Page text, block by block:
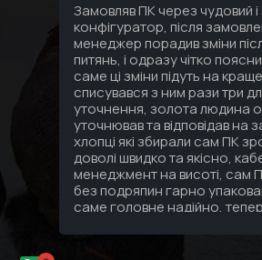
Замовляв ПК через чудовий і
конфігуратор, після
менеджер порадив зміни
питянь, і одразу чітко
саме ці зміни підуть на краще
списувався з ним рази три
уточнення, золота людина
уточнював та відповідав на
хлопці які збирали сам ПК
доволі швидко та якісно,
менеджмент на висоті, сам
без подряпин гарно
саме головне надійно,
останні 10 років найкращий